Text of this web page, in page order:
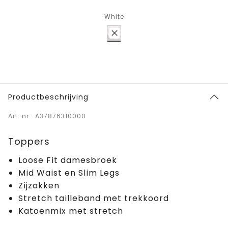
White
Productbeschrijving
Art. nr.: A37876310000
Toppers
Loose Fit damesbroek
Mid Waist en Slim Legs
Zijzakken
Stretch tailleband met trekkoord
Katoenmix met stretch